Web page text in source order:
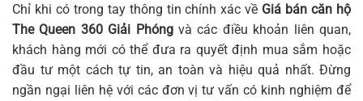
Chỉ khi có trong tay thông tin chính xác về Giá bán căn hộ
The Queen 360 Giải Phóngvà các điều khoản liên quan,
khách hàng mới có thể đưa ra quyết định mua sắm hoặc
đầu tư một cách tự tin, an toàn và hiệu quả nhất. Đừng
ngần ngại liên hệ với các đơn vị tư vấn có kinh nghiệm để